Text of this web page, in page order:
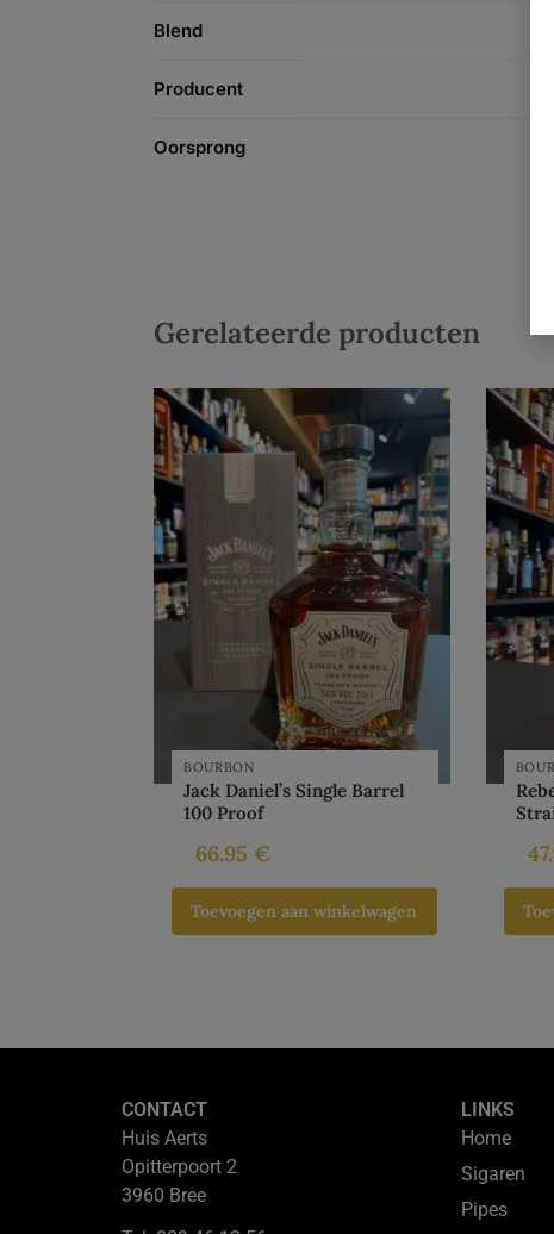
Blend
Producent
Oorsprong
Gerelateerde producten
BOURBON
Jack Daniel’s Single Barrel
100 Proof
66.95 €
Toevoegen aan winkelwagen
CONTACT
Huis Aerts
Opitterpoort 2
3960 Bree
LINKS
Home
Sigaren
Pipes